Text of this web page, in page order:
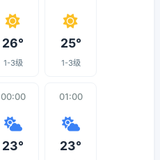
26°
1-3级
25°
1-3级
00:00
23°
01:00
23°